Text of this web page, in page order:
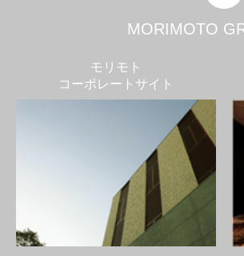
MORIMOTO
モリモト
コーポレートサイト